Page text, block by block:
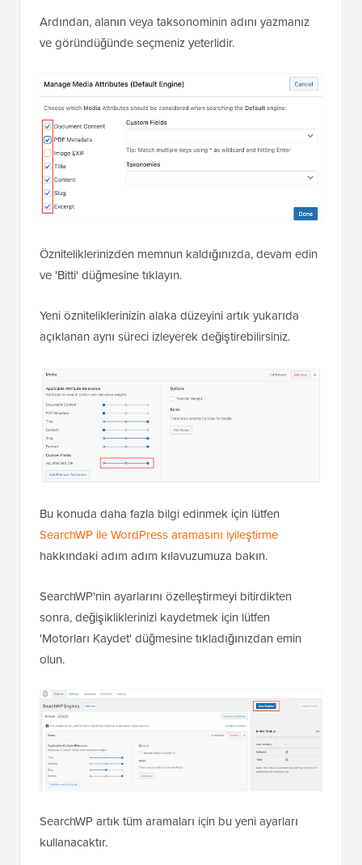
Ardından, alanın veya taksonominin adını yazmanız
ve göründüğünde seçmeniz yeterlidir.
Özniteliklerinizden memnun kaldığınızda, devam edin
ve 'Bitti' düğmesine tıklayın.
Yeni özniteliklerinizin alaka düzeyini artık yukarıda
açıklanan aynı süreci izleyerek değiştirebilirsiniz.
Bu konuda daha fazla bilgi edinmek için lütfen
SearchWP ile WordPress aramasını iyileştirme
hakkındaki adım adım kılavuzumuza bakın.
SearchWP'nin ayarlarını özelleştirmeyi bitirdikten
sonra, değişikliklerinizi kaydetmek için lütfen
'Motorları Kaydet' düğmesine tıkladığınızdan emin
olun.
SearchWP artık tüm aramaları için bu yeni ayarları
kullanacaktır.